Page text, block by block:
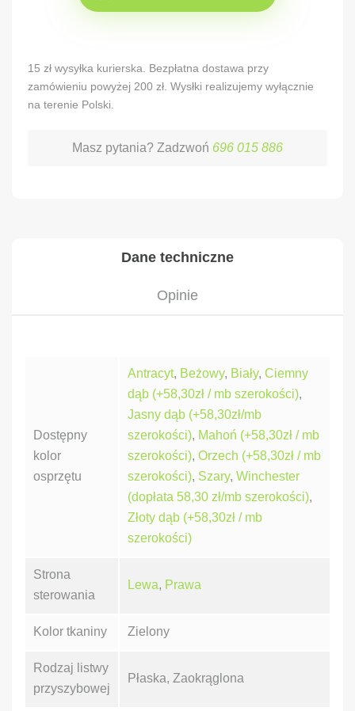
15 zł wysyłka kurierska. Bezpłatna dostawa przy
zamówieniu powyżej 200 zł. Wysłki realizujemy wyłącznie
na terenie Polski.
Masz pytania? Zadzwoń 696 015 886
Dane techniczne
Opinie
Dostępny
kolor
osprzętu
Antracyt, Beżowy, Biały, Ciemny
dąb (+58,30zł / mb szerokości),
Jasny dąb (+58,30zł/mb
szerokości), Mahoń (+58,30zł / mb
szerokości), Orzech (+58,30zł / mb
szerokości), Szary, Winchester
(dopłata 58,30 zł/mb szerokości),
Złoty dąb (+58,30zł / mb
szerokości)
Strona
sterowania
Lewa, Prawa
Kolor tkaniny Zielony
Rodzaj listwy
przyszybowej
Płaska, Zaokrąglona